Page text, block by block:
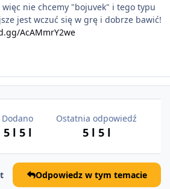
nie chcemy "bojuvek" i tego typu
jest wczuć się w grę i dobrze bawić!
AcAMmrY2we
Dodano
5 l 5 l
Ostatnia odpowiedź
5 l 5 l
Odpowiedz w tym temacie